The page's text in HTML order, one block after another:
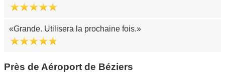
Grande. Utilisera la prochaine fois.
Près de Aéroport de Béziers